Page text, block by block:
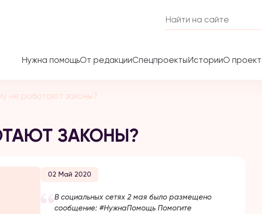
Нужна помощьОт редакцииСпецпроектыИсторииО
не работают законы?
ЗАКОНЫ?
02 Май 2020
В социальных сетях 2 мая было размещено
сообщение: #НужнаПомощь Помогите